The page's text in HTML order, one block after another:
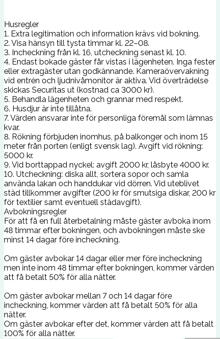
Husregler
1. Extra legitimation och information krävs vid bokning.
2. Visa hänsyn till tysta timmar kl. 22–08.
3. Incheckning från kl. 16, utcheckning senast kl. 10.
4. Endast bokade gäster får vistas i lägenheten. Inga fester
eller extragäster utan godkännande. Kameraövervakning
vid entrén och ljudnivåmonitor är aktiva. Vid överträdelse
skickas Securitas ut (kostnad ca 3000 kr).
5. Behandla lägenheten och grannar med respekt.
6. Husdjur är inte tillåtna.
7. Värden ansvarar inte för personliga föremål som lämnas
kvar.
8. Rökning förbjuden inomhus, på balkonger och inom 15
meter från porten (enligt svensk lag). Avgift vid rökning:
5000 kr.
9. Vid borttappad nyckel: avgift 2000 kr, låsbyte 4000 kr.
10. Utcheckning: diska allt, sortera sopor och samla
använda lakan och handdukar vid dörren. Vid uteblivet
städ tillkommer avgifter (200 kr för smutsiga diskar, 200 kr
för textilier samt eventuell städavgift).
Avbokningsregler
För att få en full återbetalning måste gäster avboka inom
48 timmar efter bokningen, och avbokningen måste ske
minst 14 dagar före incheckning.
Om gäster avbokar 14 dagar eller mer före incheckning
men inte inom 48 timmar efter bokningen, kommer värden
att få betalt 50% för alla nätter.
Om gäster avbokar mellan 7 och 14 dagar före
incheckning, kommer värden att få betalt 50% för alla
nätter.
Om gäster avbokar efter det, kommer värden att få betalt
100% för alla nätter.